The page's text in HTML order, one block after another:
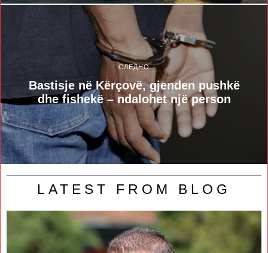
СЛЕДНО
Bastisje në Kërçovë, gjenden pushkë
dhe fishekë – ndalohet një person
LATEST FROM BLOG